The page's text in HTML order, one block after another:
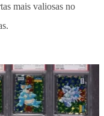
mais valiosas no